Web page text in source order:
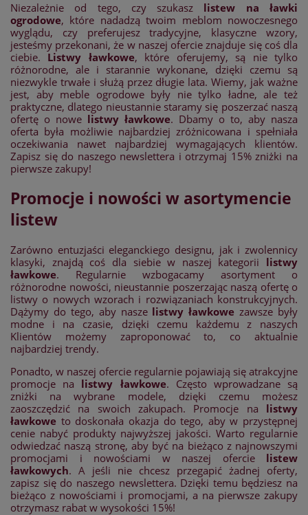
Niezależnie od tego, czy szukasz listew na ławki
ogrodowe, które nadadzą twoim meblom nowoczesnego
wyglądu, czy preferujesz tradycyjne, klasyczne wzory,
jesteśmy przekonani, że w naszej ofercie znajduje się coś dla
ciebie. Listwy ławkowe, które oferujemy, są nie tylko
różnorodne, ale i starannie wykonane, dzięki czemu są
niezwykle trwałe i służą przez długie lata. Wiemy, jak ważne
jest, aby meble ogrodowe były nie tylko ładne, ale też
praktyczne, dlatego nieustannie staramy się poszerzać naszą
ofertę o nowe listwy ławkowe. Dbamy o to, aby nasza
oferta była możliwie najbardziej zróżnicowana i spełniała
oczekiwania nawet najbardziej wymagających klientów.
Zapisz się do naszego newslettera i otrzymaj 15% zniżki na
pierwsze zakupy!
Promocje i nowości w asortymencie
listew
Zarówno entuzjaści eleganckiego designu, jak i zwolennicy
klasyki, znajdą coś dla siebie w naszej kategorii listwy
ławkowe. Regularnie wzbogacamy asortyment o
różnorodne nowości, nieustannie poszerzając naszą ofertę o
listwy o nowych wzorach i rozwiązaniach konstrukcyjnych.
Dążymy do tego, aby nasze listwy ławkowe zawsze były
modne i na czasie, dzięki czemu każdemu z naszych
Klientów możemy zaproponować to, co aktualnie
najbardziej trendy.
Ponadto, w naszej ofercie regularnie pojawiają się atrakcyjne
promocje na listwy ławkowe. Często wprowadzane są
zniżki na wybrane modele, dzięki czemu możesz
zaoszczędzić na swoich zakupach. Promocje na listwy
ławkowe to doskonała okazja do tego, aby w przystępnej
cenie nabyć produkty najwyższej jakości. Warto regularnie
odwiedzać naszą stronę, aby być na bieżąco z najnowszymi
promocjami i nowościami w naszej ofercie listew
ławkowych. A jeśli nie chcesz przegapić żadnej oferty,
zapisz się do naszego newslettera. Dzięki temu będziesz na
bieżąco z nowościami i promocjami, a na pierwsze zakupy
otrzymasz rabat w wysokości 15%!